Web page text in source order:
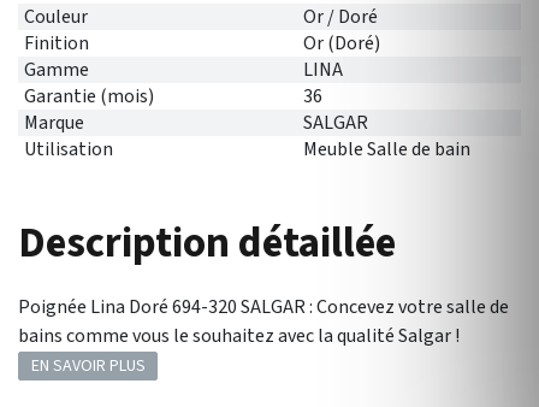
Couleur
Or / Doré
Finition
Or (Doré)
Gamme
LINA
Garantie (mois)
36
Marque
SALGAR
Utilisation
Meuble Salle de bain
Description détaillée
Poignée Lina Doré 694-320 SALGAR : Concevez votre salle de
bains comme vous le souhaitez avec la qualité Salgar !
EN SAVOIR PLUS